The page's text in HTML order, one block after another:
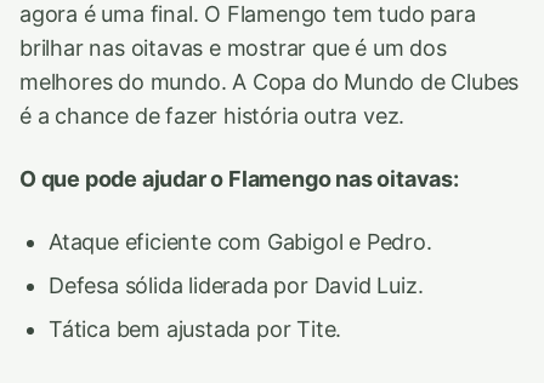
agora é uma final. O Flamengo tem tudo para
brilhar nas oitavas e mostrar que é um dos
melhores do mundo. A Copa do Mundo de Clubes
é a chance de fazer história outra vez.
O que pode ajudar o Flamengo nas oitavas:
Ataque eficiente com Gabigol e Pedro.
Defesa sólida liderada por David Luiz.
Tática bem ajustada por Tite.